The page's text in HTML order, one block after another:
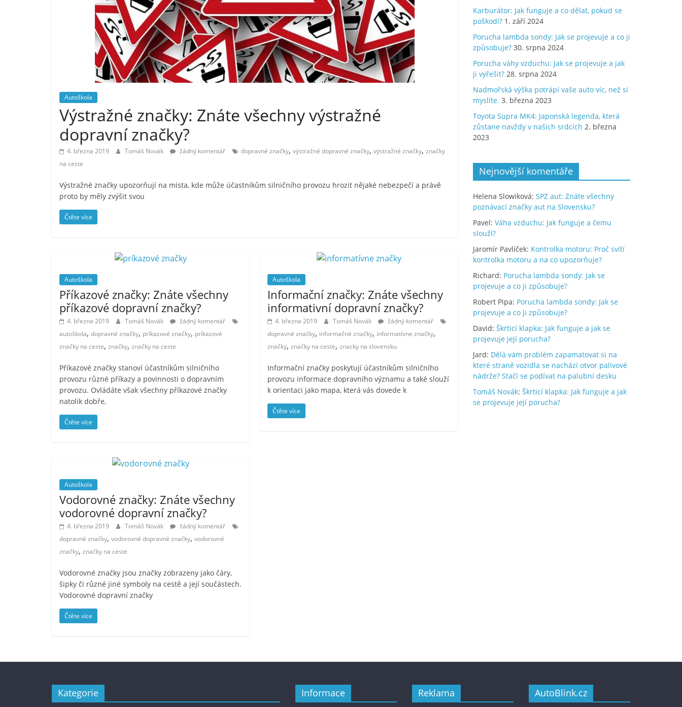
Autoškola
Výstražné značky: Znáte všechny výstražné
dopravní značky?
4. března 2019 Tomáš Novák žádný komentář dopravné značky, výstražné dopravné značky, výstražné značky, značky
na ceste
Výstražné značky upozorňují na místa, kde může účastníkům silničního provozu hrozit nějaké nebezpečí a právě
proto by měly zvýšit svou
Čtěte více
Autoškola
Příkazové značky: Znáte všechny
příkazové dopravní značky?
4. března 2019 Tomáš Novák
žádný komentář
autoškola, dopravné značky, príkazové značky, príkazové
značky na ceste, značky, značky na ceste
Příkazové značky stanoví účastníkům silničního
provozu různé příkazy a povinnosti o dopravním
provozu. Ovládáte však všechny příkazové značky
natolik dobře,
Čtěte více
Autoškola
Informační značky: Znáte všechny
informativní dopravní značky?
4. března 2019 Tomáš Novák
žádný komentář
dopravné značky, informačné značky, informatívne značky,
značky,značky na ceste,znacky na slovensku
Informační značky poskytují účastníkům silničního
provozu informace dopravního významu a také slouží
k orientaci jako mapa, která vás dovede k
Čtěte více
Autoškola
Vodorovné značky: Znáte všechny
vodorovné dopravní značky?
4. března 2019 Tomáš Novák
žádný komentář
dopravné značky, vodorovné dopravné značky, vodorovné
značky, značky na ceste
Vodorovné značky jsou značky zobrazeny jako čáry,
šipky či různé jiné symboly na cestě a její součástech.
Vodorovné dopravní značky
Čtěte více
Karburátor: Jak funguje a co dělat, pokud se
poškodí? 1. září 2024
Porucha lambda sondy: Jak se projevuje a co ji
způsobuje? 30. srpna 2024
Porucha váhy vzduchu: Jak se projevuje a jak
ji vyřešit? 28. srpna 2024
Nadmořská výška potrápí vaše auto víc, než si
myslíte. 3. března 2023
Toyota Supra MK4: Japonská legenda, která
zůstane navždy v našich srdcích 2. března
2023
Nejnovější komentáře
Helena Slowiková: SPZ aut: Znáte všechny
poznávací značky aut na Slovensku?
Pavel: Váha vzduchu: Jak funguje a čemu
slouží?
Jaromír Pavlíček: Kontrolka motoru: Proč svítí
kontrolka motoru a na co upozorňuje?
Richard: Porucha lambda sondy: Jak se
projevuje a co ji způsobuje?
Robert Pipa: Porucha lambda sondy: Jak se
projevuje a co ji způsobuje?
David: Škrticí klapka: Jak funguje a jak se
projevuje její porucha?
Jard: Dělá vám problém zapamatovat si na
které straně vozidla se nachází otvor palivové
nádrže? Stačí se podívat na palubní desku
Tomáš Novák: Škrticí klapka: Jak funguje a jak
se projevuje její porucha?
Kategorie Informace Reklama AutoBlink.cz